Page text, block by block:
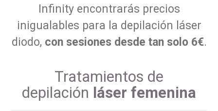
Infinity encontrarás precios
inigualables para la depilación láser
diodo, con sesiones desde tan solo 6€.
Tratamientos de
depilación láser femenina